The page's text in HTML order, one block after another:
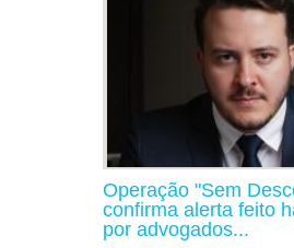
Operação "Sem
confirma alerta feito
por advogados...